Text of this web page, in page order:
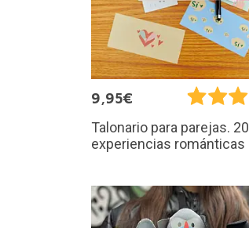
9,95€
Talonario para parejas. 20
experiencias románticas